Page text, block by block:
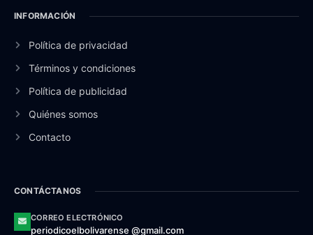
INFORMACIÓN
Política de privacidad
Términos y condiciones
Política de publicidad
Quiénes somos
Contacto
CONTÁCTANOS
CORREO ELECTRÓNICO
periodicoelbolivarense @gmail.com